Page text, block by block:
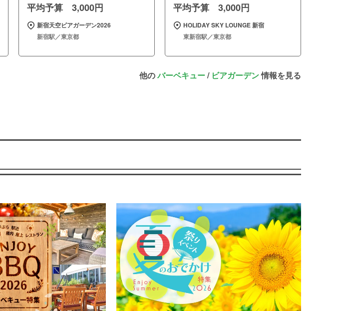
平均予算 3,000円
新宿天空ビアガーデン2026
新宿駅／東京都
平均予算 3,000円
HOLIDAY SKY LOUNGE 新宿
東新宿駅／東京都
他のバーベキュー/ ビアガーデン情報を見る